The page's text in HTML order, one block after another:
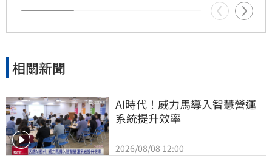
當事人密切關注官方公告並填寫需求登記表。
相關新聞
AI時代！威力馬導入智慧營運
系統提升效率
2026/08/08 12:00